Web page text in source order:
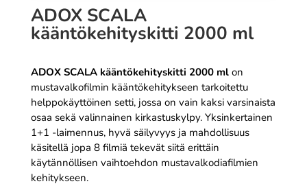
ADOX SCALA
kääntökehityskitti 2000 ml
ADOX SCALA kääntökehityskitti 2000 mlon
mustavalkofilmin kääntökehitykseen tarkoitettu
helppokäyttöinen setti, jossa on vain kaksi varsinaista
osaa sekä valinnainen kirkastuskylpy. Yksinkertainen
1+1 -laimennus, hyvä säilyvyys ja mahdollisuus
käsitellä jopa 8 filmiä tekevät siitä erittäin
käytännöllisen vaihtoehdon mustavalkodiafilmien
kehitykseen.